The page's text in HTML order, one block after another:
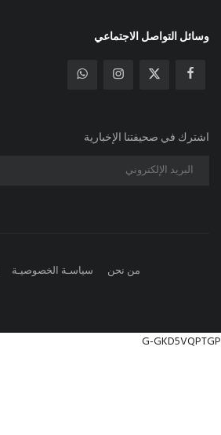
وسائل التواصل الاجتماعي
اشترك في صحيفتنا الإخبارية
من نحن سياسـة الخصوصيـة
G-GKD5VQPTGP